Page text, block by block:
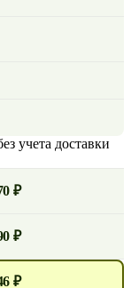
учета доставки
₽
₽
₽